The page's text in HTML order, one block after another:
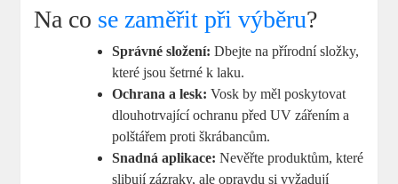
Na co se zaměřit při výběru?
Správné ⁤složení: ​Dbejte na přírodní složky, ​
které ⁣jsou šetrné k laku.
Ochrana a lesk: Vosk ⁣by měl poskytovat
dlouhotrvající ochranu před UV zářením a
⁤polštářem proti ​škrábancům.
Snadná‌ aplikace: Nevěřte produktům, které
​slibují zázraky,‍ ale opravdu si vyžadují